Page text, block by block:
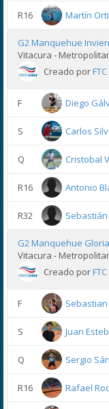
R16 Martín
G2 Manquehue
Vitacura -
Creado porFTC
F Diego
S Carlos
Q Cristobal
R16 Antonio
R32
G2 Manquehue
Vitacura -
Creado porFTC
F Sebastian
S Juan
Q Sergio
R16 Rafael